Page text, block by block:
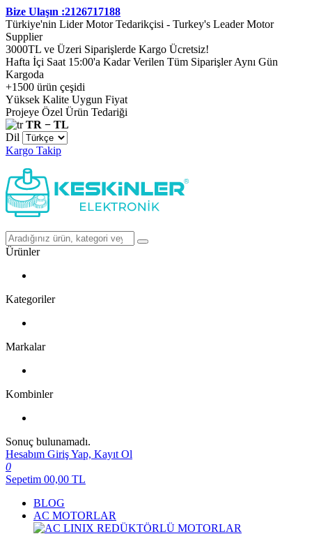
Bize Ulaşın :2126717188
Türkiye'nin Lider Motor Tedarikçisi - Turkey's Leader Motor
Supplier
3000TL ve Üzeri Siparişlerde Kargo Ücretsiz!
Hafta İçi Saat 15:00'a Kadar Verilen Tüm Siparişler Aynı Gün
Kargoda
+1500 ürün çeşidi
Yüksek Kalite Uygun Fiyat
Projeye Özel Ürün Tedariği
TR − TL
Dil
Kargo Takip
Ürünler
Kategoriler
Markalar
Kombinler
Sonuç bulunamadı.
Hesabım Giriş Yap, Kayıt Ol
0
Sepetim 00,00 TL
BLOG
AC MOTORLAR